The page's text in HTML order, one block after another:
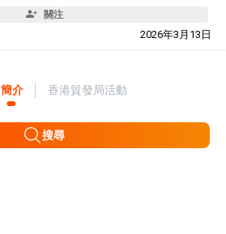
關注
2026年3月13日
簡介 香港貿發局活動
搜尋